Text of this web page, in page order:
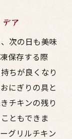
ア
次の日も美味
保存する際
ちが良くなり
にぎりの具と
チキンの残り
ともできま
グリルチキン